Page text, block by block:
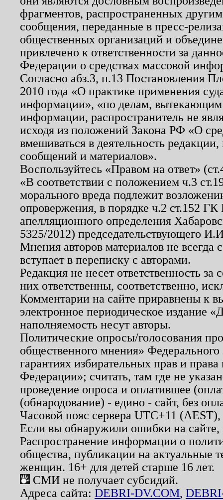
фрагментов, распространенных
сообщения, переданные в пресс-
общественных организаций и
привлечено к ответственности за
Федерации о средствах массовой
Согласно абз.3, п.13 Постановления
2010 года «О практике применения
информации», «по делам, вытекающим
информации, распространитель не
исходя из положений Закона РФ «О
вмешиваться в деятельность
сообщений и материалов».
Воспользуйтесь «Правом на ответ»
«В соответствии с положением ч.3
морального вреда подлежит
опровержения, в порядке ч.2 ст.152
апелляционного определения
5325/2012) председательствующего
Мнения авторов материалов не
вступает в переписку с авторами.
Редакция не несет ответственность
них ответственны, соответственно,
Комментарии на сайте приравнены к
электронное периодическое издание
наполняемость несут авторы.
Политические опросы/голосования
общественного мнения»
гарантиях избирательных прав и
Федерации»; считать, там где не
проведение опроса и оплатившее
(обнародование) - едино - сайт, без
Часовой пояс сервера UTC+11
Если вы обнаружили ошибки на
Распространение информации о
общества, публикации на актуальные
женщин. 16+ для детей старше 16 лет.
СМИ не получает субсидий.
Адреса сайта: DEBRI-DV.COM,